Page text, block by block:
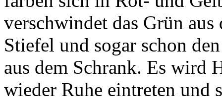
verschwindet das Grün
Stiefel und sogar schon
aus dem Schrank. Es wird
wieder Ruhe eintreten und